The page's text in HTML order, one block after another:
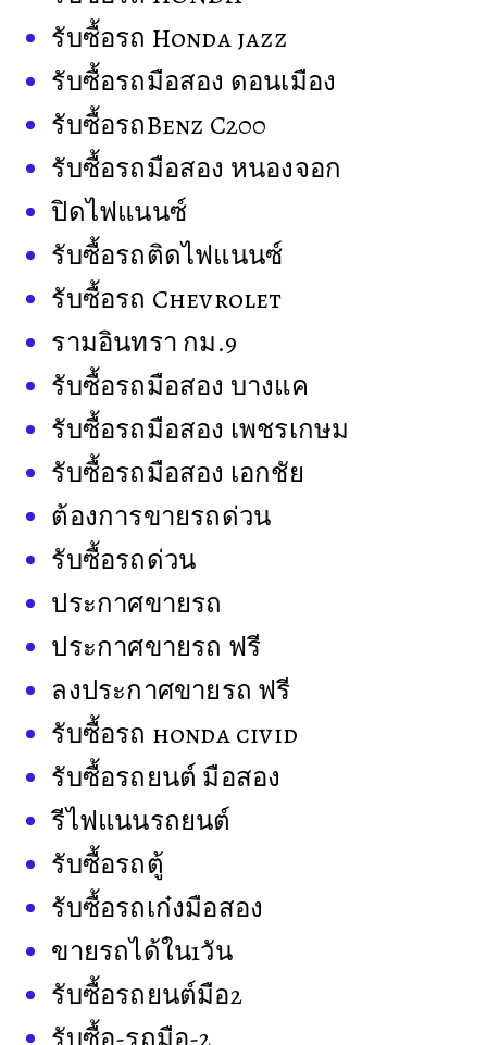
รับซื้อรถ Honda jazz
รับซื้อรถมือสอง ดอนเมือง
รับซื้อรถBenz C200
รับซื้อรถมือสอง หนองจอก
ปิดไฟแนนซ์
รับซื้อรถติดไฟแนนซ์
รับซื้อรถ Chevrolet
รามอินทรา กม.9
รับซื้อรถมือสอง บางแค
รับซื้อรถมือสอง เพชรเกษม
รับซื้อรถมือสอง เอกชัย
ต้องการขายรถด่วน
รับซื้อรถด่วน
ประกาศขายรถ
ประกาศขายรถ ฟรี
ลงประกาศขายรถ ฟรี
รับซื้อรถ honda civid
รับซื้อรถยนต์ มือสอง
รีไฟแนนรถยนต์
รับซื้อรถตู้
รับซื้อรถเก๋งมือสอง
ขายรถได้ใน1วัน
รับซื้อรถยนต์มือ2